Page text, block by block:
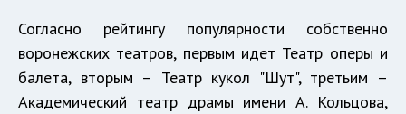
Согласно рейтингу популярности собственно
воронежских театров, первым идет Театр оперы и
балета, вторым – Театр кукол "Шут", третьим –
Академический театр драмы имени А. Кольцова,